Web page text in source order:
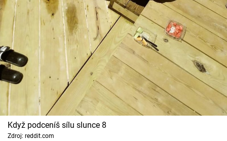
Když podceníš sílu slunce 8
Zdroj: reddit.com